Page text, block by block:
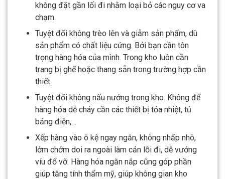
không đặt gần lối đi nhằm loại bỏ các nguy cơ va
chạm.
Tuyệt đối không trèo lên và giẫm sản phẩm, dù
sản phẩm có chất liệu cứng. Bởi bạn cần tôn
trọng hàng hóa của mình. Trong kho luôn cần
trang bị ghế hoặc thang sẵn trong trường hợp cần
thiết.
Tuyệt đối không nấu nướng trong kho. Không để
hàng hóa dễ cháy cần các thiết bị tỏa nhiệt, tủ
bảng điện,…
Xếp hàng vào ô kệ ngay ngắn, không nhấp nhô,
lởm chởm doi ra ngoài làm cản lỗi đi, dễ vướng
víu đổ vỡ. Hàng hóa ngăn nắp cũng góp phần
giúp tăng tính thẩm mỹ, giúp không gian kho